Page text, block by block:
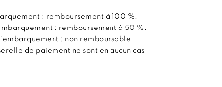
: remboursement à 100 %.
: remboursement à 50 %.
: non remboursable.
de paiement ne sont en aucun cas